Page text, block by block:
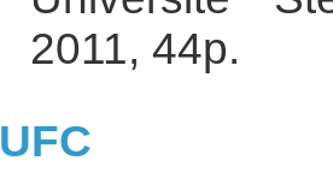
2011, 44p.
UFC